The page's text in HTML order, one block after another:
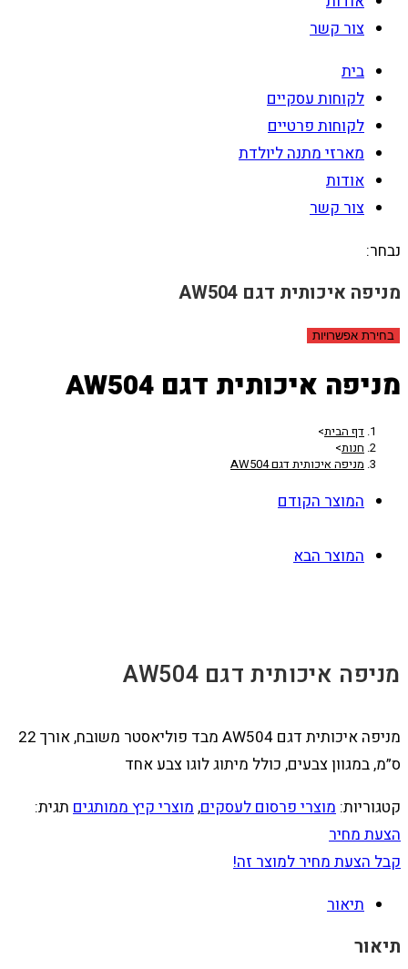
צור קשר
בית
לקוחות עסקיים
לקוחות פרטיים
מארזי מתנה ליולדת
אודות
צור קשר
נבחר:
מניפה איכותית דגם AW504
בחירת אפשרויות
מניפה איכותית דגם AW504
דף הבית>
חנות>
מניפה איכותית דגם AW504
המוצר הקודם
המוצר הבא
מניפה איכותית דגם AW504
מניפה איכותית דגם AW504 מבד פוליאסטר משובח, אורך 22
ס”מ, במגוון צבעים, כולל מיתוג לוגו צבע אחד
קטגוריות: מוצרי פרסום לעסקים, מוצרי קיץ ממותגים תגית:
הצעת מחיר
קבל הצעת מחיר למוצר זה!
תיאור
תיאור